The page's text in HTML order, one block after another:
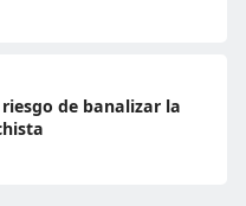
de banalizar la